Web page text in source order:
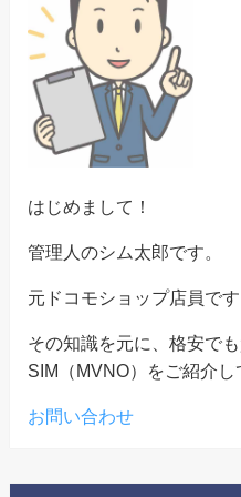
はじめまして！
管理人のシム太郎です。
元ドコモショップ店員です
その知識を元に、格安で
SIM（MVNO）をご紹介し
お問い合わせ